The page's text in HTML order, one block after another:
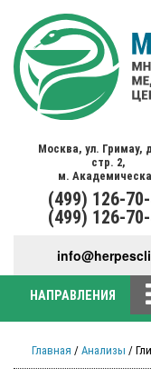
Москва, ул. Гримау,
стр. 2,
м.
(499) 126-
(499) 126-
НАПРАВЛЕНИЯ
Главная / Анализы /